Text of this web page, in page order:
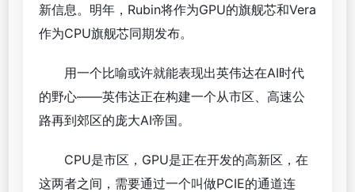
新信息。明年，Rubin将作为GPU的旗舰芯和Vera
作为CPU旗舰芯同期发布。
用一个比喻或许就能表现出英伟达在AI时代
的野心——英伟达正在构建一个从市区、高速公
路再到郊区的庞大AI帝国。
CPU是市区，GPU是正在开发的高新区，在
这两者之间，需要通过一个叫做PCIE的通道连